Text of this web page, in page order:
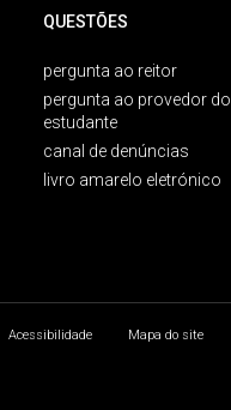
QUESTÕES
pergunta ao reitor
pergunta ao provedor do
estudante
canal de denúncias
livro amarelo eletrónico
Acessibilidade
Mapa do site